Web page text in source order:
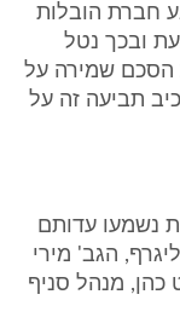
חברת הובלות
ובכך נטל
הסכם שמירה על
תביעה זה על
נשמעו עדותם
הגב' מירי
מנהל סניף